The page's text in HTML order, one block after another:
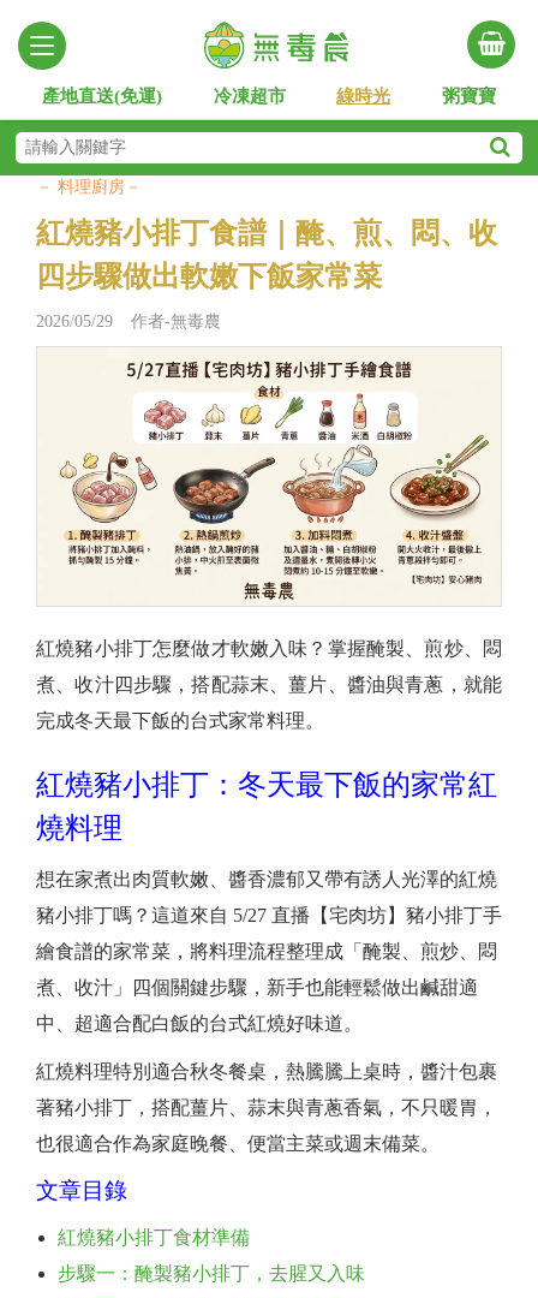
產地直送(免運) 冷凍超市 綠時光 粥寶寶
－ 料理廚房－
紅燒豬小排丁食譜｜醃、煎、悶、收
四步驟做出軟嫩下飯家常菜
2026/05/29 作者-無毒農
紅燒豬小排丁怎麼做才軟嫩入味？掌握醃製、煎炒、悶
煮、收汁四步驟，搭配蒜末、薑片、醬油與青蔥，就能
完成冬天最下飯的台式家常料理。
紅燒豬小排丁：冬天最下飯的家常紅
燒料理
想在家煮出肉質軟嫩、醬香濃郁又帶有誘人光澤的紅燒
豬小排丁嗎？這道來自 5/27 直播【宅肉坊】豬小排丁手
繪食譜的家常菜，將料理流程整理成「醃製、煎炒、悶
煮、收汁」四個關鍵步驟，新手也能輕鬆做出鹹甜適
中、超適合配白飯的台式紅燒好味道。
紅燒料理特別適合秋冬餐桌，熱騰騰上桌時，醬汁包裹
著豬小排丁，搭配薑片、蒜末與青蔥香氣，不只暖胃，
也很適合作為家庭晚餐、便當主菜或週末備菜。
文章目錄
紅燒豬小排丁食材準備
步驟一：醃製豬小排丁，去腥又入味